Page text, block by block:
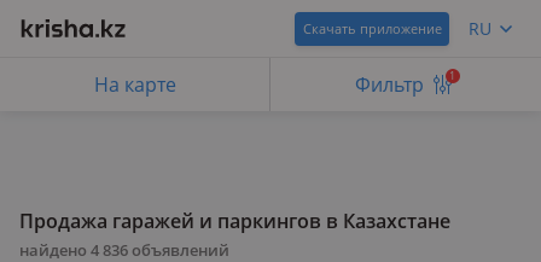
Скачать приложение RU
На карте Фильтр 1
Продажа гаражей и паркингов в Казахстане
найдено 4 836 объявлений